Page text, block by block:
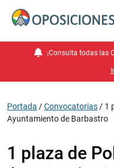
¡Consulta todas las
Portada /Convocatorias / 1
Ayuntamiento de Barbastro
1 plaza de